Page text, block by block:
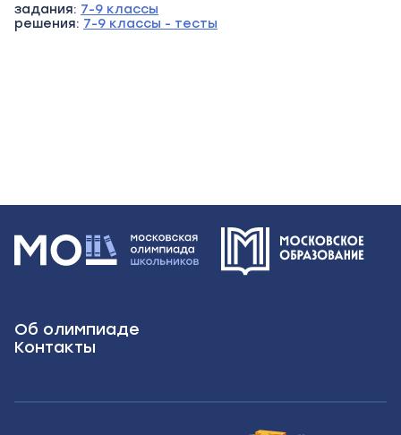
задания: 7-9 классы
решения: 7-9 классы - тесты
Об олимпиаде
Контакты